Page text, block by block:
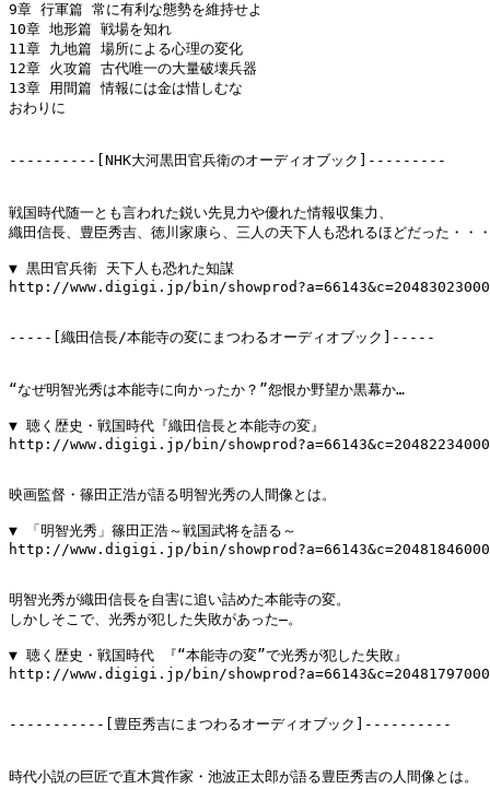
9章 行軍篇 常に有利な態勢を維持せよ
10章 地形篇 戦場を知れ
11章 九地篇 場所による心理の変化
12章 火攻篇 古代唯一の大量破壊兵器
13章 用間篇 情報には金は惜しむな
おわりに
----------[NHK大河黒田官兵衛のオーディオブック]---------
戦国時代随一とも言われた鋭い先見力や優れた情報収集力、
織田信長、豊臣秀吉、徳川家康ら、三人の天下人も恐れるほどだった・・
▼ 黒田官兵衛 天下人も恐れた知謀
http://www.digigi.jp/bin/
-----[織田信長/本能寺の変にまつわるオーディオブック]-----
“なぜ明智光秀は本能寺に向かったか？”怨恨か野望か黒幕か…
▼ 聴く歴史・戦国時代『織田信長と本能寺の変』
http://www.digigi.jp/bin/
映画監督・篠田正浩が語る明智光秀の人間像とは。
▼ 「明智光秀」篠田正浩～戦国武将を語る～
http://www.digigi.jp/bin/
明智光秀が織田信長を自害に追い詰めた本能寺の変。
しかしそこで、光秀が犯した失敗があった―。
▼ 聴く歴史・戦国時代 『“本能寺の変”で光秀が犯した失敗』
http://www.digigi.jp/bin/
-----------[豊臣秀吉にまつわるオーディオブック]----------
時代小説の巨匠で直木賞作家・池波正太郎が語る豊臣秀吉の人間像とは。